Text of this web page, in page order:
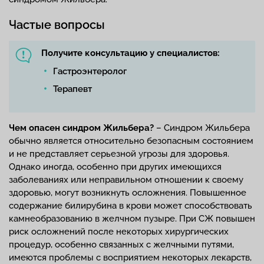
Частые вопросы
Получите консультацию у специалистов:
Гастроэнтеролог
Терапевт
Чем опасен синдром Жильбера? – Синдром Жильбера
обычно является относительно безопасным состоянием
и не представляет серьезной угрозы для здоровья.
Однако иногда, особенно при других имеющихся
заболеваниях или неправильном отношении к своему
здоровью, могут возникнуть осложнения. Повышенное
содержание билирубина в крови может способствовать
камнеобразованию в желчном пузыре. При СЖ повышен
риск осложнений после некоторых хирургических
процедур, особенно связанных с желчными путями,
имеются проблемы с восприятием некоторых лекарств,